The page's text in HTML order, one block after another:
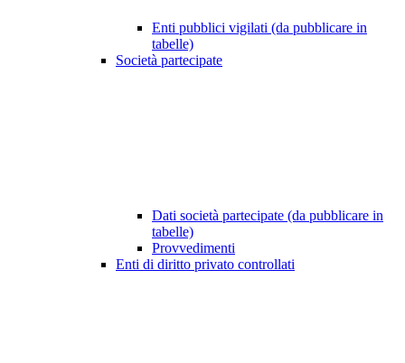
Enti pubblici vigilati (da pubblicare in
tabelle)
Società partecipate
Dati società partecipate (da pubblicare in
tabelle)
Provvedimenti
Enti di diritto privato controllati